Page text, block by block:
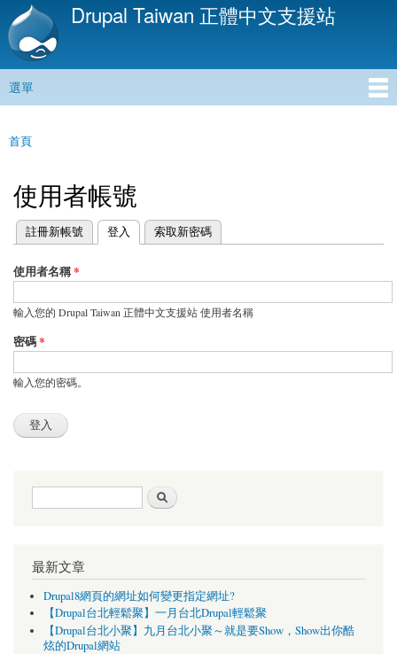
移
內
Drupal Taiwan 正體中文支援站
主選單
選單
您在這裡
首頁
使用者帳號
主要索引標籤
註冊新帳號 登入
(作用中頁籤) 索取新密碼
使用者名稱*
輸入您的 Drupal Taiwan 正體中文支援站 使用者名稱
密碼*
輸入您的密碼。
搜尋表單
最新文章
Drupal8網頁的網址如何變更指定網址?
【Drupal台北輕鬆聚】一月台北Drupal輕鬆聚
【Drupal台北小聚】九月台北小聚～就是要Show，Show出你酷
炫的Drupal網站